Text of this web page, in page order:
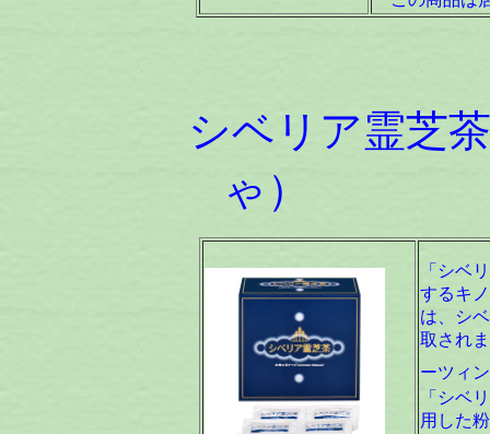
シベリア霊芝
ゃ） [
「シベ
するキ
は、シ
取され
ーツィ
「シベ
用した